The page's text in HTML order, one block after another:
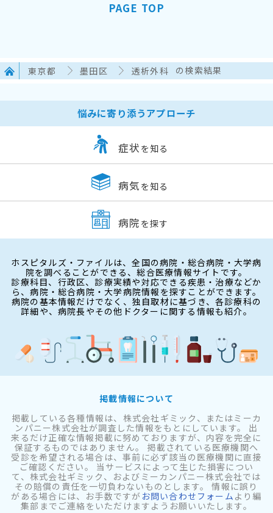
PAGE TOP
東京都 墨田区 透析外科 の検索結果
悩みに寄り添うアプローチ
症状 を知る
病気 を知る
病院 を探す
ホスピタルズ・ファイルは、全国の病院・総合病院・大学病
院を調べることができる、総合医療情報サイトです。
診療科目、行政区、診療実績や対応できる疾患・治療などか
ら、病院・総合病院・大学病院情報を探すことができます。
病院の基本情報だけでなく、独自取材に基づき、各診療科の
詳細や、病院長やその他ドクターに関する情報も紹介。
掲載情報について
掲載している各種情報は、株式会社ギミック、またはミーカ
ンパニー株式会社が調査した情報をもとにしています。 出
来るだけ正確な情報掲載に努めておりますが、内容を完全に
保証するものではありません。 掲載されている医療機関へ
受診を希望される場合は、事前に必ず該当の医療機関に直接
ご確認ください。 当サービスによって生じた損害につい
て、株式会社ギミック、およびミーカンパニー株式会社では
その賠償の責任を一切負わないものとします。 情報に誤り
がある場合には、お手数ですが お問い合わせフォーム より編
集部までご連絡をいただけますようお願いいたします。